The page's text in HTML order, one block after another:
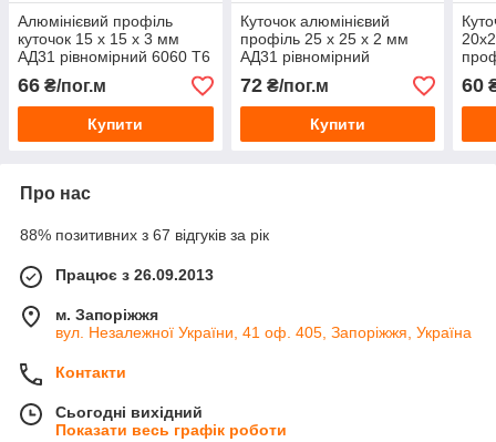
Алюмінієвий профіль
куточок 15 х 15 х 3 мм
АД31 рівномірний 6060 Т6
66 ₴/пог.м
Купити
Куточок алюмінієвий
профіль 25 х 25 х 2 мм
АД31 рівномірний
пресований 6060 Т6
72₴/пог.м
Купити
60
Про нас
88% позитивних з 67 відгуків за рік
Працює з 26.09.2013
м. Запоріжжя
вул. Незалежної України, 41 оф. 405, Запоріжжя, Україна
Контакти
Сьогодні вихідний
Показати весь графік роботи